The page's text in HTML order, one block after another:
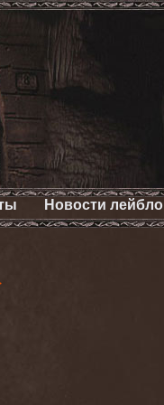
Новости